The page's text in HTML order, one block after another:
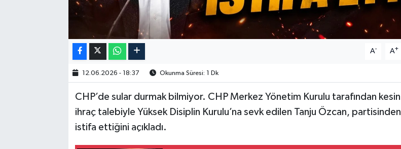
A- A+
12.06.2026 - 18:37 Okunma Süresi: 1 Dk
CHP’de sular durmak bilmiyor. CHP Merkez Yönetim Kurulu tarafından kesin
ihraç talebiyle Yüksek Disiplin Kurulu’na sevk edilen Tanju Özcan, partisinden
istifa ettiğini açıkladı.